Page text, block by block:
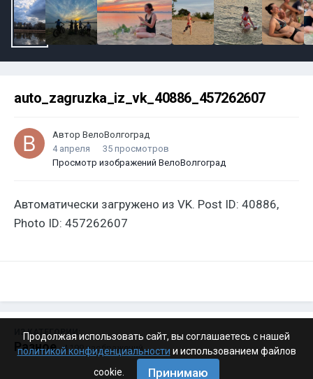
auto_zagruzka_iz_vk_40886_457262607
Автор ВелоВолгоград
4 апреля
35 просмотров
Просмотр изображений ВелоВолгоград
Автоматически загружено из VK. Post ID: 40886,
Photo ID: 457262607
ИЗ КАТЕГОРИИ:
Разное · 4 199 изображений
Продолжая использовать сайт, вы соглашаетесь с нашей
политикой конфиденциальности и использованием файлов
cookie.
Принимаю